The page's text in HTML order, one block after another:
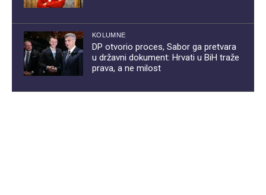
KOLUMNE
DP otvorio proces, Sabor ga pretvara
u državni dokument: Hrvati u BiH traže
prava, a ne milost